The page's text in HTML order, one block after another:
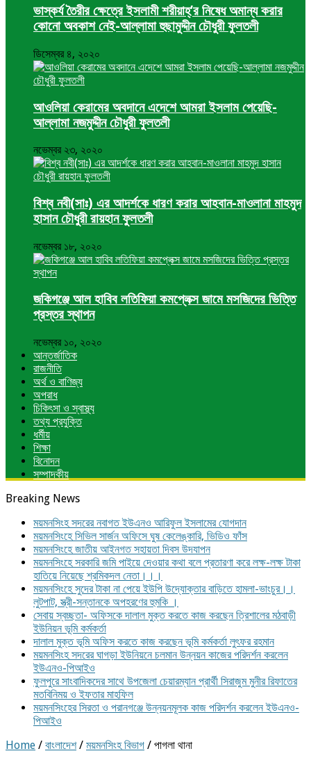
ভাস্কর্য তৈরীর ক্ষেত্রে ইসলামী শরীয়াহ্’র নিষেধ অমান্য করার
কোনো অবকাশ নেই-আল্লামা হুছামুদ্দীন চৌধুরী ফুলতলী
ডিসেম্বর ৪, ২০২০
আওলিয়া কেরামের অবদানে এদেশে আমরা ইসলাম পেয়েছি-
আল্লামা নজমুদ্দীন চৌধুরী ফুলতলী
নভেম্বর ২৩, ২০২০
বিশ্ব নবী(সাঃ) এর আদর্শকে ধারণ করার আহবান-মাওলানা মাহমুদ
হাসান চৌধুরী রায়হান ফুলতলী
নভেম্বর ১৮, ২০২০
জকিগঞ্জে আল হাবিব লতিফিয়া কমপ্লেক্স জামে মসজিদের ভিত্তি
প্রস্তর স্থাপন
নভেম্বর ১০, ২০২০
আন্তর্জাতিক
রাজনীতি
অর্থ ও বাণিজ্য
অপরাধ
চিকিৎসা ও স্বাস্থ্য
তথ্য প্রযুক্তি
ধর্মীয়
শিক্ষা
বিনোদন
সম্পাদকীয়
Breaking News
ময়মনসিংহ সদরের নবাগত ইউএনও আরিফুল ইসলামের যোগদান
ময়মনসিংহে সিভিল সার্জন অফিসে ঘুষ কেলেঙ্কারি, ভিডিও ফাঁস
ময়মনসিংহে জাতীয় আইনগত সহায়তা দিবস উদযাপন
ময়মনসিংহে সরকারি জমি পাইয়ে দেওয়ার কথা বলে প্রতারণা করে লক্ষ-লক্ষ টাকা
হাতিয়ে নিয়েছে শ্রমিকদল নেতা।।।
ময়মনসিংহে সুদের টাকা না পেয়ে ইউপি উদ্যোক্তার বাড়িতে হামলা-ভাংচুর।।
লুটপাট, স্ত্রী‌-সন্তানকে অপহরণের হুমকি ।
সেবায় স্বচ্ছতা- অফিসকে দালাল মুক্ত করতে কাজ করছেন ত্রিশালের মঠবাড়ী
ইউনিয়ন ভূমি কর্মকর্তা
দালাল মুক্ত ভূমি অফিস করতে কাজ করছেন ভূমি কর্মকর্তা লুৎফর রহমান
ময়মনসিংহ সদরের ঘাগড়া ইউনিয়নে চলমান উন্নয়ন কাজের পরিদর্শন করলেন
ইউএনও-পিআইও
ফুলপুরে সাংবাদিকদের সাথে উপজেলা চেয়ারম্যান প্রার্থী সিরাজুম মুনীর রিফাতের
মতবিনিময় ও ইফতার মাহফিল
ময়মনসিংহের সিরতা ও পরানগঞ্জে উন্নয়নমূলক কাজ পরিদর্শন করলেন ইউএনও-
পিআইও
Home / বাংলাদেশ / ময়মনসিংহ বিভাগ / পাগলা থানা